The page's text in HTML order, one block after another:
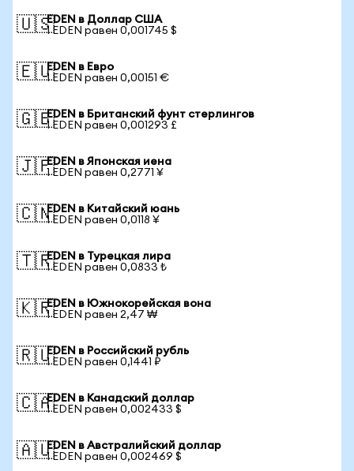
🇺🇸EDEN в Доллар США
1 EDEN равен 0,001745 $
🇪🇺EDEN в Евро
1 EDEN равен 0,00151 €
🇬🇧EDEN в Британский фунт стерлингов
1 EDEN равен 0,001293 £
🇯🇵EDEN в Японская иена
1 EDEN равен 0,2771 ¥
🇨🇳EDEN в Китайский юань
1 EDEN равен 0,0118 ¥
🇹🇷EDEN в Турецкая лира
1 EDEN равен 0,0833 ₺
🇰🇷EDEN в Южнокорейская вона
1 EDEN равен 2,47 ₩
🇷🇺EDEN в Российский рубль
1 EDEN равен 0,1441 ₽
🇨🇦EDEN в Канадский доллар
1 EDEN равен 0,002433 $
🇦🇺EDEN в Австралийский доллар
1 EDEN равен 0,002469 $